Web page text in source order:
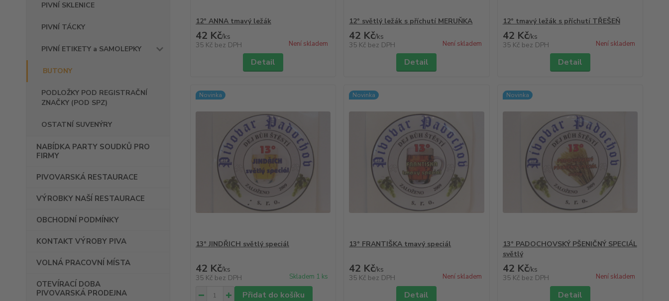
PIVNÍ SKLENICE
PIVNÍ TÁCKY
PIVNÍ ETIKETY a SAMOLEPKY
BUTONY
PODLOŽKY POD REGISTRAČNÍ
ZNAČKY (POD SPZ)
OSTATNÍ SUVENÝRY
NABÍDKA PARTY SOUDKŮ PRO
FIRMY
PIVOVARSKÁ RESTAURACE
VÝROBKY NAŠÍ RESTAURACE
OBCHODNÍ PODMÍNKY
KONTAKT VÝROBY PIVA
VOLNÁ PRACOVNÍ MÍSTA
OTEVÍRACÍ DOBA
PIVOVARSKÁ PRODEJNA
12° ANNA tmavý ležák
42 Kč/ks
35 Kč bez DPH Není skladem
Detail
12° světlý ležák s příchutí MERUŇKA
42 Kč/ks
35 Kč bez DPH Není skladem
Detail
12° tmavý ležák s příchutí TŘEŠEŇ
42 Kč/ks
35 Kč bez DPH Není skladem
Detail
Novinka
13° JINDŘICH světlý speciál
42 Kč/ks
35 Kč bez DPH Skladem 1 ks
Přidat do košíku
Novinka
13° FRANTIŠKA tmavý speciál
42 Kč/ks
35 Kč bez DPH Není skladem
Detail
Novinka
13° PADOCHOVSKÝ PŠENIČNÝ SPECIÁL
světlý
42 Kč/ks
35 Kč bez DPH Není skladem
Detail